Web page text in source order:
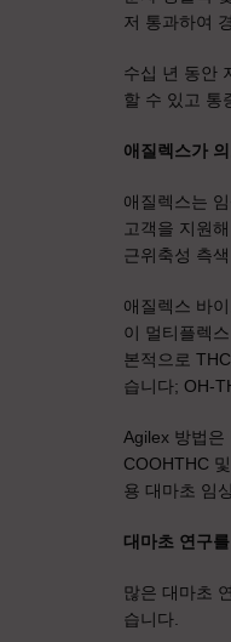
저 통과하여
수십 년 동안
할 수 있고 통
애질렉스가
애질렉스는
고객을 지원
근위축성 측
애질렉스 바
이 멀티플렉
본적으로
습니다; OH-
Agilex 방법은
COOHTHC
용 대마초 임
대마초 연구
많은 대마초
습니다.